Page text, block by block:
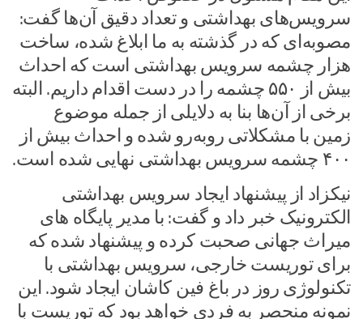
سرویس‌های بهداشتی و تعداد دقیق آن‌ها گفت:
مصوبه‌ای که در گذشته به ما ابلاغ شده، ساخت
هزار چشمه سرویس بهداشتی است که احداث
بیش از ۵۵۰ چشمه را در دست اقدام داریم. البته
برخی از آن‌ها بنا به دلایلی از جمله موضوع
زمین با مشکلاتی روبه‌رو شده و احداث بیش از
۴۰۰ چشمه سرویس بهداشتی نهایی شده است.
نیکزاد از پیشنهاد ایجاد سرویس بهداشتی
الکترونیک خبر داد و گفت: با مدیر پایگاه های
میراث جهانی صحبت کرده و پیشنهاد شده که
برای توریست خارجی، سرویس بهداشتی با
تکنولوژی روز در باغ فین کاشان ایجاد شود. این
نمونه منحصر به فردی خواهد بود که توریست با